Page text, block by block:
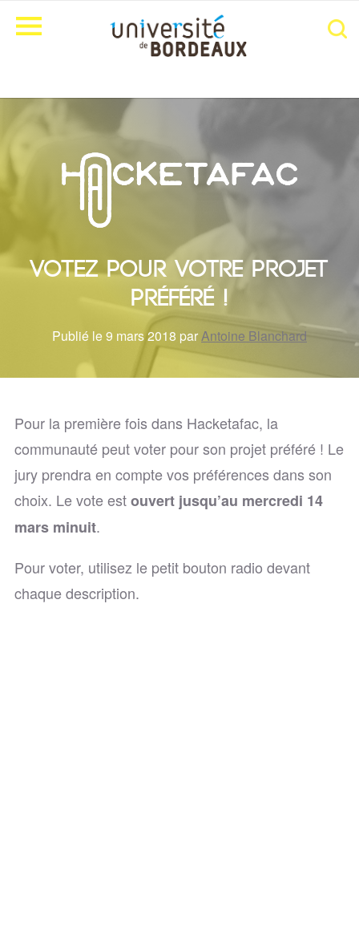
Votez pour votre projet
préféré !
Publié le 9 mars 2018 parAntoine Blanchard
Pour la première fois dans Hacketafac, la
communauté peut voter pour son projet préféré ! Le
jury prendra en compte vos préférences dans son
choix. Le vote estouvert jusqu’au mercredi 14
mars minuit.
Pour voter, utilisez le petit bouton radio devant
chaque description.